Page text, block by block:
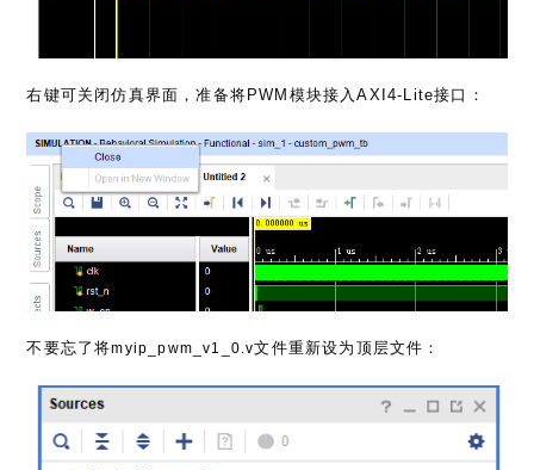
右键可关闭仿真界面，准备将PWM模块接入AXI4-Lite接口：
不要忘了将myip_pwm_v1_0.v文件重新设为顶层文件：